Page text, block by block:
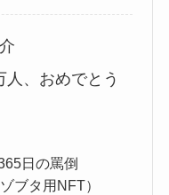
、おめでとう
日の罵倒
ブタ用NFT）